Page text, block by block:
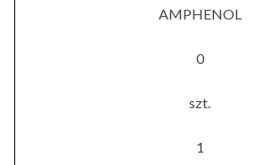
AMPHENOL
0
szt.
1